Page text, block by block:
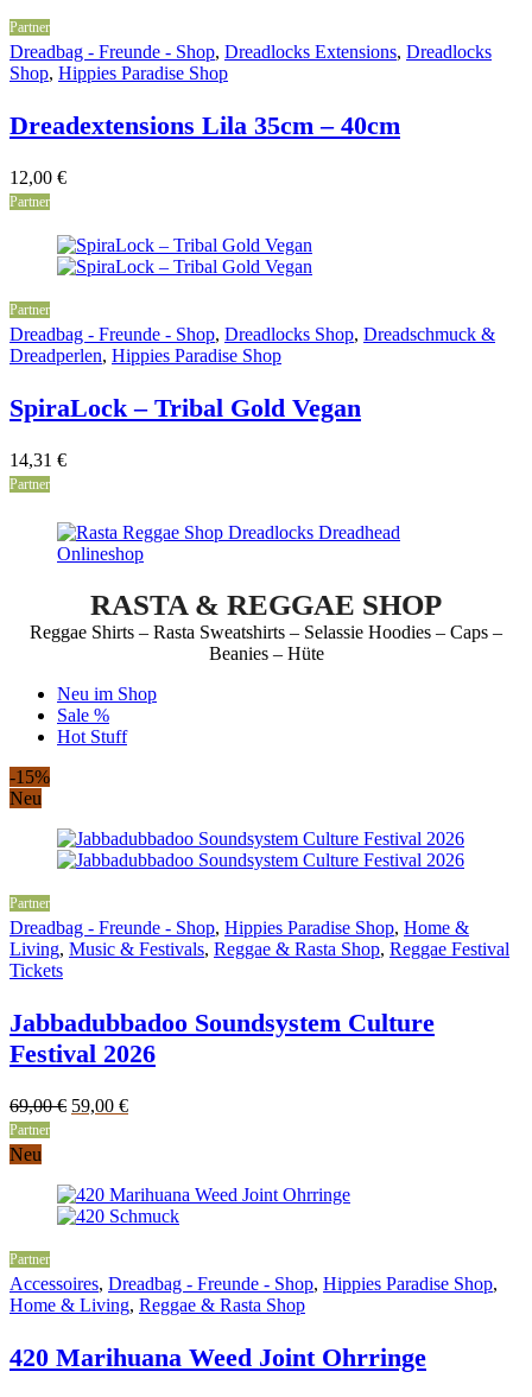
Partner
Dreadbag - Freunde - Shop, Dreadlocks Extensions, Dreadlocks
Shop, Hippies Paradise Shop
Dreadextensions Lila 35cm – 40cm
12,00 €
Partner
Partner
Dreadbag - Freunde - Shop, Dreadlocks Shop, Dreadschmuck &
Dreadperlen, Hippies Paradise Shop
SpiraLock – Tribal Gold Vegan
14,31 €
Partner
RASTA & REGGAE SHOP
Reggae Shirts – Rasta Sweatshirts – Selassie Hoodies – Caps –
Beanies – Hüte
Neu im Shop
Sale %
Hot Stuff
-15%
Neu
Partner
Dreadbag - Freunde - Shop, Hippies Paradise Shop, Home &
Living, Music & Festivals, Reggae & Rasta Shop, Reggae Festival
Tickets
Jabbadubbadoo Soundsystem Culture
Festival 2026
69,00€ Original
59,00 €Current
Partner
Neu
Partner
Accessoires, Dreadbag - Freunde - Shop, Hippies Paradise Shop,
Home & Living, Reggae & Rasta Shop
420 Marihuana Weed Joint Ohrringe